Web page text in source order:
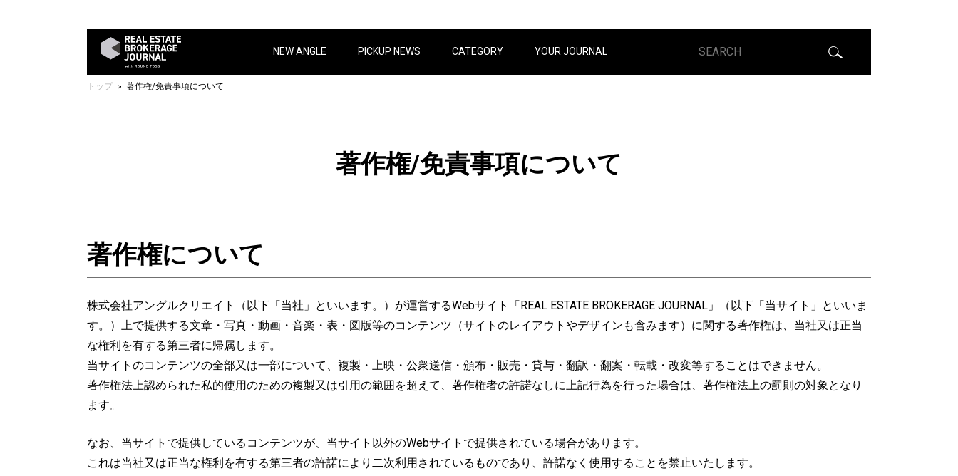
NEW ANGLE PICKUP NEWS CATEGORY YOUR JOURNAL
トップ 著作権/免責事項について
著作権/免責事項について
著作権について
株式会社アングルクリエイト（以下「当社」といいます。）が運営するWebサイト「REAL ESTATE BROKERAGE JOURNAL」（以下「当サイト」といいま
す。）上で提供する文章・写真・動画・音楽・表・図版等のコンテンツ（サイトのレイアウトやデザインも含みます）に関する著作権は、当社又は正当
な権利を有する第三者に帰属します。
当サイトのコンテンツの全部又は一部について、複製・上映・公衆送信・頒布・販売・貸与・翻訳・翻案・転載・改変等することはできません。
著作権法上認められた私的使用のための複製又は引用の範囲を超えて、著作権者の許諾なしに上記行為を行った場合は、著作権法上の罰則の対象となり
ます。
なお、当サイトで提供しているコンテンツが、当サイト以外のWebサイトで提供されている場合があります。
これは当社又は正当な権利を有する第三者の許諾により二次利用されているものであり、許諾なく使用することを禁止いたします。